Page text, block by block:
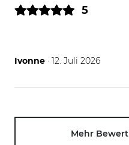
5
Ivonne 12.07.26
· 12. Juli 2026
Mehr